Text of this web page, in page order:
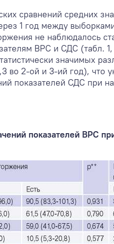
сравнений средних
1 год между
не наблюдалось
ВРС и СДС (табл.
значимых
во 2-ой и 3-ий год), что
показателей СДС при
показателей ВРС